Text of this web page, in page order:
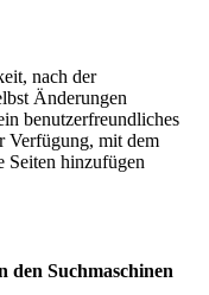
nach der
Änderungen
benutzerfreundliches
Verfügung, mit dem
Seiten hinzufügen
den Suchmaschinen